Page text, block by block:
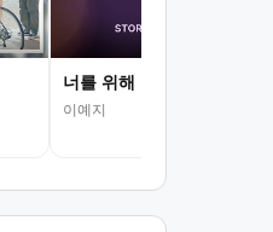
너를 위해
이예지